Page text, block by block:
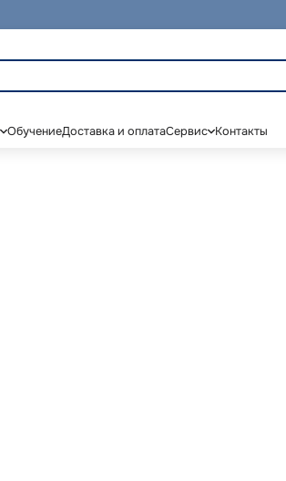
ОбучениеДоставка и оплатаСервис Контакты